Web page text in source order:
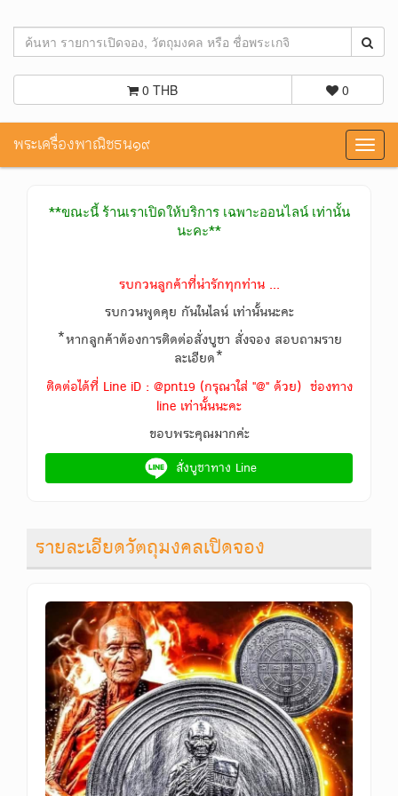
0 THB 0
พระเครื่องพาณิชธน๑๙
**ขณะนี้ ร้านเราเปิดให้บริการ เฉพาะออนไลน์ เท่านั้น
นะคะ**
รบกวนลูกค้าที่น่ารักทุกท่าน ...
รบกวนพูดคุย กันในไลน์ เท่านั้นนะคะ
*หากลูกค้าต้องการติดต่อสั่งบูชา สั่งจอง สอบถามราย
ละเอียด*
ติดต่อได้ที่ Line iD : @pnt19 (กรุณาใส่ "@" ด้วย) ช่องทาง
line เท่านั้นนะคะ
ขอบพระคุณมากค่ะ
สั่งบูชาทาง Line
รายละเอียดวัตถุมงคลเปิดจอง